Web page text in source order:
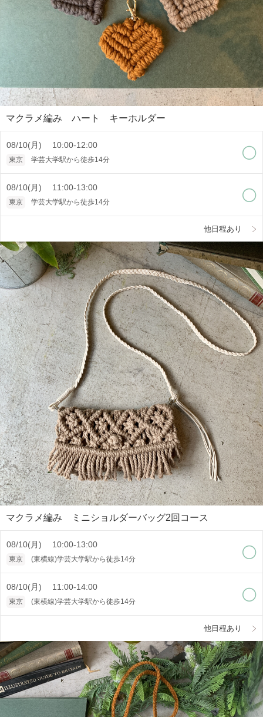
マクラメ編み ハート キーホルダー
08/10(月) 10:00-12:00
東京 学芸大学駅から徒歩14分
08/10(月) 11:00-13:00
東京 学芸大学駅から徒歩14分
他日程あり
マクラメ編み ミニショルダーバッグ2回コース
08/10(月) 10:00-13:00
東京 (東横線)学芸大学駅から徒歩14分
08/10(月) 11:00-14:00
東京 (東横線)学芸大学駅から徒歩14分
他日程あり